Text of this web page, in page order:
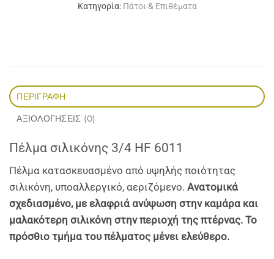
Κατηγορία: Πάτοι & Επιθέματα
ΠΕΡΙΓΡΑΦΉ
ΑΞΙΟΛΟΓΉΣΕΙΣ (0)
Πέλμα σιλικόνης 3/4 HF 6011
Πέλμα κατασκευασμένo από υψηλής ποιότητας
σιλικόνη, υποαλλεργικό, αεριζόμενο. Ανατομικά
σχεδιασμένο, με ελαφριά ανύψωση στην καμάρα και
μαλακότερη σιλικόνη στην περιοχή της πτέρνας. To
πρόσθιο τμήμα του πέλματος μένει ελεύθερο.